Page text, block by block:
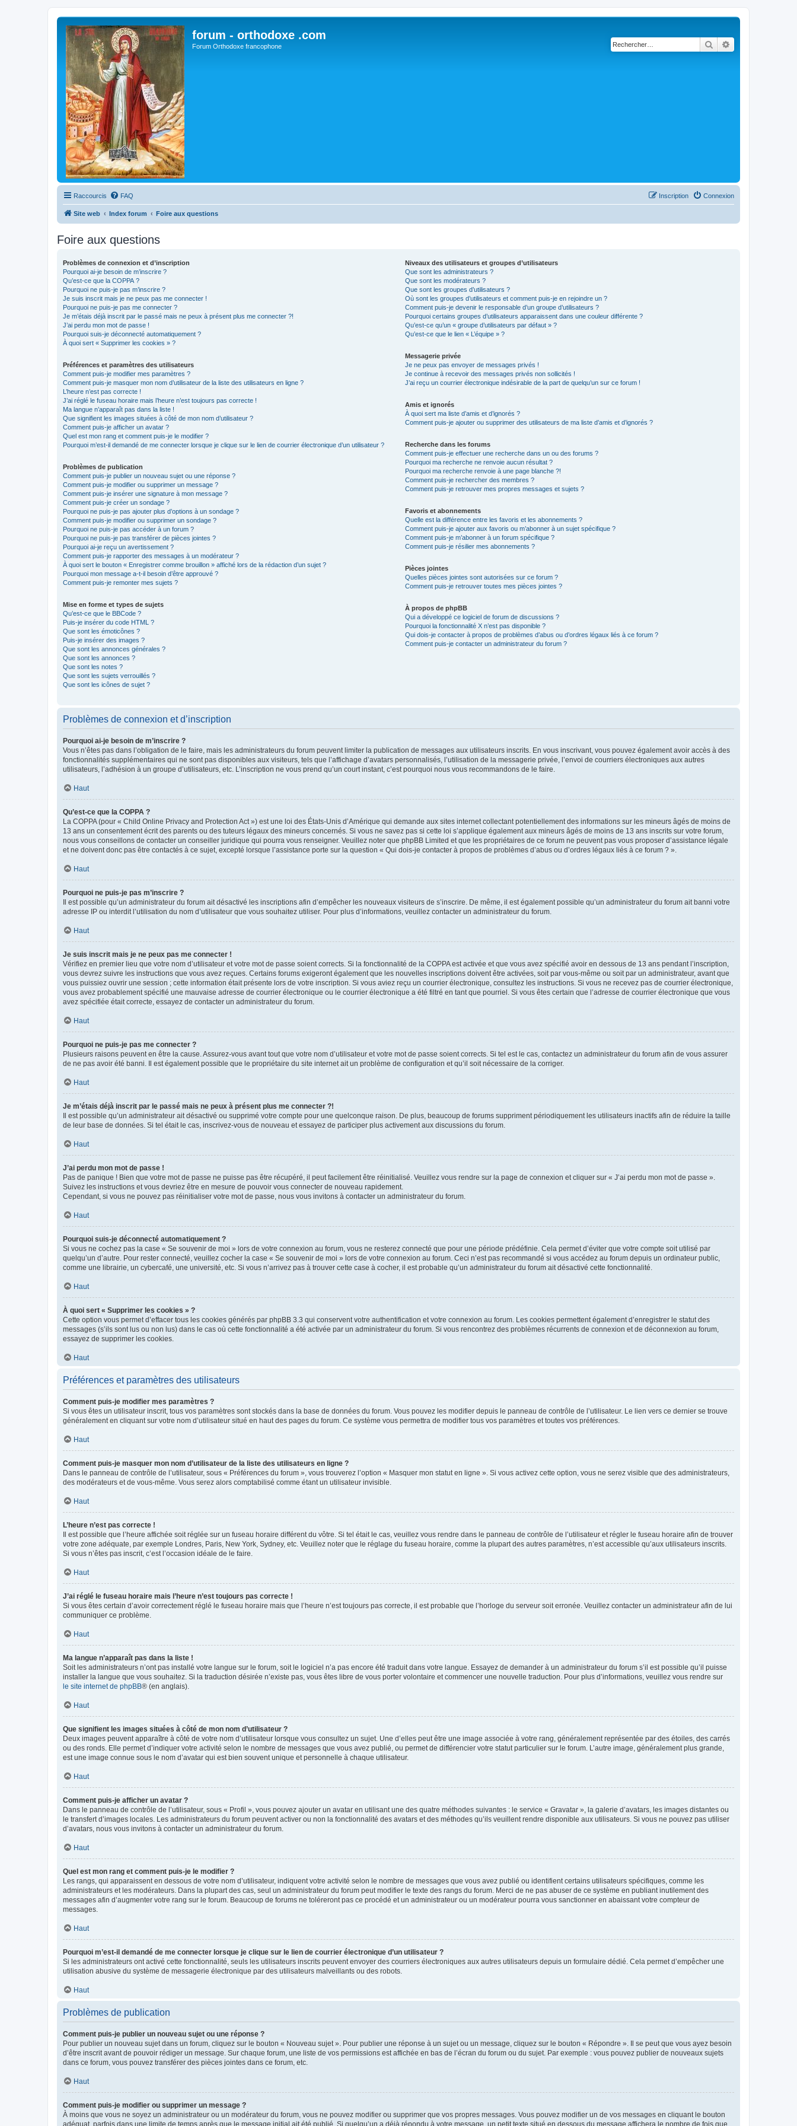
forum - orthodoxe .com
Forum Orthodoxe francophone Rechercher
Raccourcis FAQ Connexion
Inscription
Site web Index forum Foire aux questions
Foire aux questions
Problèmes de connexion et d’inscription
Pourquoi ai-je besoin de m’inscrire ?
Qu’est-ce que la COPPA ?
Pourquoi ne puis-je pas m’inscrire ?
Je suis inscrit mais je ne peux pas me connecter !
Pourquoi ne puis-je pas me connecter ?
Je m’étais déjà inscrit par le passé mais ne peux à présent plus me connecter ?!
J’ai perdu mon mot de passe !
Pourquoi suis-je déconnecté automatiquement ?
À quoi sert « Supprimer les cookies » ?
Préférences et paramètres des utilisateurs
Comment puis-je modifier mes paramètres ?
Comment puis-je masquer mon nom d’utilisateur de la liste des utilisateurs en ligne ?
L’heure n’est pas correcte !
J’ai réglé le fuseau horaire mais l’heure n’est toujours pas correcte !
Ma langue n’apparaît pas dans la liste !
Que signifient les images situées à côté de mon nom d’utilisateur ?
Comment puis-je afficher un avatar ?
Quel est mon rang et comment puis-je le modifier ?
Pourquoi m’est-il demandé de me connecter lorsque je clique sur le lien de courrier électronique d’un utilisateur ?
Problèmes de publication
Comment puis-je publier un nouveau sujet ou une réponse ?
Comment puis-je modifier ou supprimer un message ?
Comment puis-je insérer une signature à mon message ?
Comment puis-je créer un sondage ?
Pourquoi ne puis-je pas ajouter plus d’options à un sondage ?
Comment puis-je modifier ou supprimer un sondage ?
Pourquoi ne puis-je pas accéder à un forum ?
Pourquoi ne puis-je pas transférer de pièces jointes ?
Pourquoi ai-je reçu un avertissement ?
Comment puis-je rapporter des messages à un modérateur ?
À quoi sert le bouton « Enregistrer comme brouillon » affiché lors de la rédaction d’un sujet ?
Pourquoi mon message a-t-il besoin d’être approuvé ?
Comment puis-je remonter mes sujets ?
Mise en forme et types de sujets
Qu’est-ce que le BBCode ?
Puis-je insérer du code HTML ?
Que sont les émoticônes ?
Puis-je insérer des images ?
Que sont les annonces générales ?
Que sont les annonces ?
Que sont les notes ?
Que sont les sujets verrouillés ?
Que sont les icônes de sujet ?
Niveaux des utilisateurs et groupes d’utilisateurs
Que sont les administrateurs ?
Que sont les modérateurs ?
Que sont les groupes d’utilisateurs ?
Où sont les groupes d’utilisateurs et comment puis-je en rejoindre un ?
Comment puis-je devenir le responsable d’un groupe d’utilisateurs ?
Pourquoi certains groupes d’utilisateurs apparaissent dans une couleur différente ?
Qu’est-ce qu’un « groupe d’utilisateurs par défaut » ?
Qu’est-ce que le lien « L’équipe » ?
Messagerie privée
Je ne peux pas envoyer de messages privés !
Je continue à recevoir des messages privés non sollicités !
J’ai reçu un courrier électronique indésirable de la part de quelqu’un sur ce forum !
Amis et ignorés
À quoi sert ma liste d’amis et d’ignorés ?
Comment puis-je ajouter ou supprimer des utilisateurs de ma liste d’amis et d’ignorés ?
Recherche dans les forums
Comment puis-je effectuer une recherche dans un ou des forums ?
Pourquoi ma recherche ne renvoie aucun résultat ?
Pourquoi ma recherche renvoie à une page blanche ?!
Comment puis-je rechercher des membres ?
Comment puis-je retrouver mes propres messages et sujets ?
Favoris et abonnements
Quelle est la différence entre les favoris et les abonnements ?
Comment puis-je ajouter aux favoris ou m’abonner à un sujet spécifique ?
Comment puis-je m’abonner à un forum spécifique ?
Comment puis-je résilier mes abonnements ?
Pièces jointes
Quelles pièces jointes sont autorisées sur ce forum ?
Comment puis-je retrouver toutes mes pièces jointes ?
À propos de phpBB
Qui a développé ce logiciel de forum de discussions ?
Pourquoi la fonctionnalité X n’est pas disponible ?
Qui dois-je contacter à propos de problèmes d’abus ou d’ordres légaux liés à ce forum ?
Comment puis-je contacter un administrateur du forum ?
Problèmes de connexion et d’inscription
Pourquoi ai-je besoin de m’inscrire ?
Vous n’êtes pas dans l’obligation de le faire, mais les administrateurs du forum peuvent limiter la publication de messages aux utilisateurs inscrits. En vous inscrivant, vous pouvez également avoir accès à des
fonctionnalités supplémentaires qui ne sont pas disponibles aux visiteurs, tels que l’affichage d’avatars personnalisés, l’utilisation de la messagerie privée, l’envoi de courriers électroniques aux autres
utilisateurs, l’adhésion à un groupe d’utilisateurs, etc. L’inscription ne vous prend qu’un court instant, c’est pourquoi nous vous recommandons de le faire.
Haut
Qu’est-ce que la COPPA ?
La COPPA (pour « Child Online Privacy and Protection Act ») est une loi des États-Unis d’Amérique qui demande aux sites internet collectant potentiellement des informations sur les mineurs âgés de moins de
13 ans un consentement écrit des parents ou des tuteurs légaux des mineurs concernés. Si vous ne savez pas si cette loi s’applique également aux mineurs âgés de moins de 13 ans inscrits sur votre forum,
nous vous conseillons de contacter un conseiller juridique qui pourra vous renseigner. Veuillez noter que phpBB Limited et que les propriétaires de ce forum ne peuvent pas vous proposer d’assistance légale
et ne doivent donc pas être contactés à ce sujet, excepté lorsque l’assistance porte sur la question « Qui dois-je contacter à propos de problèmes d’abus ou d’ordres légaux liés à ce forum ? ».
Haut
Pourquoi ne puis-je pas m’inscrire ?
Il est possible qu’un administrateur du forum ait désactivé les inscriptions afin d’empêcher les nouveaux visiteurs de s’inscrire. De même, il est également possible qu’un administrateur du forum ait banni votre
adresse IP ou interdit l’utilisation du nom d’utilisateur que vous souhaitez utiliser. Pour plus d’informations, veuillez contacter un administrateur du forum.
Haut
Je suis inscrit mais je ne peux pas me connecter !
Vérifiez en premier lieu que votre nom d’utilisateur et votre mot de passe soient corrects. Si la fonctionnalité de la COPPA est activée et que vous avez spécifié avoir en dessous de 13 ans pendant l’inscription,
vous devrez suivre les instructions que vous avez reçues. Certains forums exigeront également que les nouvelles inscriptions doivent être activées, soit par vous-même ou soit par un administrateur, avant que
vous puissiez ouvrir une session ; cette information était présente lors de votre inscription. Si vous aviez reçu un courrier électronique, consultez les instructions. Si vous ne recevez pas de courrier électronique,
vous avez probablement spécifié une mauvaise adresse de courrier électronique ou le courrier électronique a été filtré en tant que pourriel. Si vous êtes certain que l’adresse de courrier électronique que vous
avez spécifiée était correcte, essayez de contacter un administrateur du forum.
Haut
Pourquoi ne puis-je pas me connecter ?
Plusieurs raisons peuvent en être la cause. Assurez-vous avant tout que votre nom d’utilisateur et votre mot de passe soient corrects. Si tel est le cas, contactez un administrateur du forum afin de vous assurer
de ne pas avoir été banni. Il est également possible que le propriétaire du site internet ait un problème de configuration et qu’il soit nécessaire de la corriger.
Haut
Je m’étais déjà inscrit par le passé mais ne peux à présent plus me connecter ?!
Il est possible qu’un administrateur ait désactivé ou supprimé votre compte pour une quelconque raison. De plus, beaucoup de forums suppriment périodiquement les utilisateurs inactifs afin de réduire la taille
de leur base de données. Si tel était le cas, inscrivez-vous de nouveau et essayez de participer plus activement aux discussions du forum.
Haut
J’ai perdu mon mot de passe !
Pas de panique ! Bien que votre mot de passe ne puisse pas être récupéré, il peut facilement être réinitialisé. Veuillez vous rendre sur la page de connexion et cliquer sur « J’ai perdu mon mot de passe ».
Suivez les instructions et vous devriez être en mesure de pouvoir vous connecter de nouveau rapidement.
Cependant, si vous ne pouvez pas réinitialiser votre mot de passe, nous vous invitons à contacter un administrateur du forum.
Haut
Pourquoi suis-je déconnecté automatiquement ?
Si vous ne cochez pas la case « Se souvenir de moi » lors de votre connexion au forum, vous ne resterez connecté que pour une période prédéfinie. Cela permet d’éviter que votre compte soit utilisé par
quelqu’un d’autre. Pour rester connecté, veuillez cocher la case « Se souvenir de moi » lors de votre connexion au forum. Ceci n’est pas recommandé si vous accédez au forum depuis un ordinateur public,
comme une librairie, un cybercafé, une université, etc. Si vous n’arrivez pas à trouver cette case à cocher, il est probable qu’un administrateur du forum ait désactivé cette fonctionnalité.
Haut
À quoi sert « Supprimer les cookies » ?
Cette option vous permet d’effacer tous les cookies générés par phpBB 3.3 qui conservent votre authentification et votre connexion au forum. Les cookies permettent également d’enregistrer le statut des
messages (s’ils sont lus ou non lus) dans le cas où cette fonctionnalité a été activée par un administrateur du forum. Si vous rencontrez des problèmes récurrents de connexion et de déconnexion au forum,
essayez de supprimer les cookies.
Haut
Préférences et paramètres des utilisateurs
Comment puis-je modifier mes paramètres ?
Si vous êtes un utilisateur inscrit, tous vos paramètres sont stockés dans la base de données du forum. Vous pouvez les modifier depuis le panneau de contrôle de l’utilisateur. Le lien vers ce dernier se trouve
généralement en cliquant sur votre nom d’utilisateur situé en haut des pages du forum. Ce système vous permettra de modifier tous vos paramètres et toutes vos préférences.
Haut
Comment puis-je masquer mon nom d’utilisateur de la liste des utilisateurs en ligne ?
Dans le panneau de contrôle de l’utilisateur, sous « Préférences du forum », vous trouverez l’option « Masquer mon statut en ligne ». Si vous activez cette option, vous ne serez visible que des administrateurs,
des modérateurs et de vous-même. Vous serez alors comptabilisé comme étant un utilisateur invisible.
Haut
L’heure n’est pas correcte !
Il est possible que l’heure affichée soit réglée sur un fuseau horaire différent du vôtre. Si tel était le cas, veuillez vous rendre dans le panneau de contrôle de l’utilisateur et régler le fuseau horaire afin de trouver
votre zone adéquate, par exemple Londres, Paris, New York, Sydney, etc. Veuillez noter que le réglage du fuseau horaire, comme la plupart des autres paramètres, n’est accessible qu’aux utilisateurs inscrits.
Si vous n’êtes pas inscrit, c’est l’occasion idéale de le faire.
Haut
J’ai réglé le fuseau horaire mais l’heure n’est toujours pas correcte !
Si vous êtes certain d’avoir correctement réglé le fuseau horaire mais que l’heure n’est toujours pas correcte, il est probable que l’horloge du serveur soit erronée. Veuillez contacter un administrateur afin de lui
communiquer ce problème.
Haut
Ma langue n’apparaît pas dans la liste !
Soit les administrateurs n’ont pas installé votre langue sur le forum, soit le logiciel n’a pas encore été traduit dans votre langue. Essayez de demander à un administrateur du forum s’il est possible qu’il puisse
installer la langue que vous souhaitez. Si la traduction désirée n’existe pas, vous êtes libre de vous porter volontaire et commencer une nouvelle traduction. Pour plus d’informations, veuillez vous rendre sur
le site internet de phpBB® (en anglais).
Haut
Que signifient les images situées à côté de mon nom d’utilisateur ?
Deux images peuvent apparaître à côté de votre nom d’utilisateur lorsque vous consultez un sujet. Une d’elles peut être une image associée à votre rang, généralement représentée par des étoiles, des carrés
ou des ronds. Elle permet d’indiquer votre activité selon le nombre de messages que vous avez publié, ou permet de différencier votre statut particulier sur le forum. L’autre image, généralement plus grande,
est une image connue sous le nom d’avatar qui est bien souvent unique et personnelle à chaque utilisateur.
Haut
Comment puis-je afficher un avatar ?
Dans le panneau de contrôle de l’utilisateur, sous « Profil », vous pouvez ajouter un avatar en utilisant une des quatre méthodes suivantes : le service « Gravatar », la galerie d’avatars, les images distantes ou
le transfert d’images locales. Les administrateurs du forum peuvent activer ou non la fonctionnalité des avatars et des méthodes qu’ils veuillent rendre disponible aux utilisateurs. Si vous ne pouvez pas utiliser
d’avatars, nous vous invitons à contacter un administrateur du forum.
Haut
Quel est mon rang et comment puis-je le modifier ?
Les rangs, qui apparaissent en dessous de votre nom d’utilisateur, indiquent votre activité selon le nombre de messages que vous avez publié ou identifient certains utilisateurs spécifiques, comme les
administrateurs et les modérateurs. Dans la plupart des cas, seul un administrateur du forum peut modifier le texte des rangs du forum. Merci de ne pas abuser de ce système en publiant inutilement des
messages afin d’augmenter votre rang sur le forum. Beaucoup de forums ne toléreront pas ce procédé et un administrateur ou un modérateur pourra vous sanctionner en abaissant votre compteur de
messages.
Haut
Pourquoi m’est-il demandé de me connecter lorsque je clique sur le lien de courrier électronique d’un utilisateur ?
Si les administrateurs ont activé cette fonctionnalité, seuls les utilisateurs inscrits peuvent envoyer des courriers électroniques aux autres utilisateurs depuis un formulaire dédié. Cela permet d’empêcher une
utilisation abusive du système de messagerie électronique par des utilisateurs malveillants ou des robots.
Haut
Problèmes de publication
Comment puis-je publier un nouveau sujet ou une réponse ?
Pour publier un nouveau sujet dans un forum, cliquez sur le bouton « Nouveau sujet ». Pour publier une réponse à un sujet ou un message, cliquez sur le bouton « Répondre ». Il se peut que vous ayez besoin
d’être inscrit avant de pouvoir rédiger un message. Sur chaque forum, une liste de vos permissions est affichée en bas de l’écran du forum ou du sujet. Par exemple : vous pouvez publier de nouveaux sujets
dans ce forum, vous pouvez transférer des pièces jointes dans ce forum, etc.
Haut
Comment puis-je modifier ou supprimer un message ?
À moins que vous ne soyez un administrateur ou un modérateur du forum, vous ne pouvez modifier ou supprimer que vos propres messages. Vous pouvez modifier un de vos messages en cliquant le bouton
adéquat, parfois dans une limite de temps après que le message initial ait été publié. Si quelqu’un a déjà répondu à votre message, un petit texte situé en dessous du message affichera le nombre de fois que